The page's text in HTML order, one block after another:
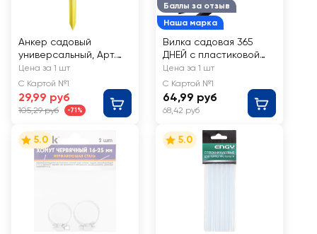
Анкер садовый
универсальный, Арт.
999132
Цена за 1 шт
С Картой №1
29,99 руб
105,29 руб -71%
Баллы за отзыв
Наша марка
Вилка садовая 365
ДНЕЙ с пластиковой
ручкой, Арт.
TG2103029
Цена за 1 шт
С Картой №1
64,99 руб
68,42 руб
5.0 5.0